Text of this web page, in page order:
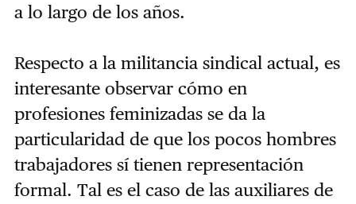
a lo largo de los años.
Respecto a la militancia sindical actual, es
interesante observar cómo en
profesiones feminizadas se da la
particularidad de que los pocos hombres
trabajadores sí tienen representación
formal. Tal es el caso de las auxiliares de